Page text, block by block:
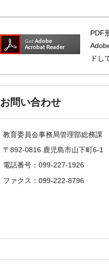
PDF
ドし
お問い合わせ
教育委員会事務局管理部総務課
〒892-0816 鹿児島市山下町6-1
電話番号：099-227-1926
ファクス：099-222-8796